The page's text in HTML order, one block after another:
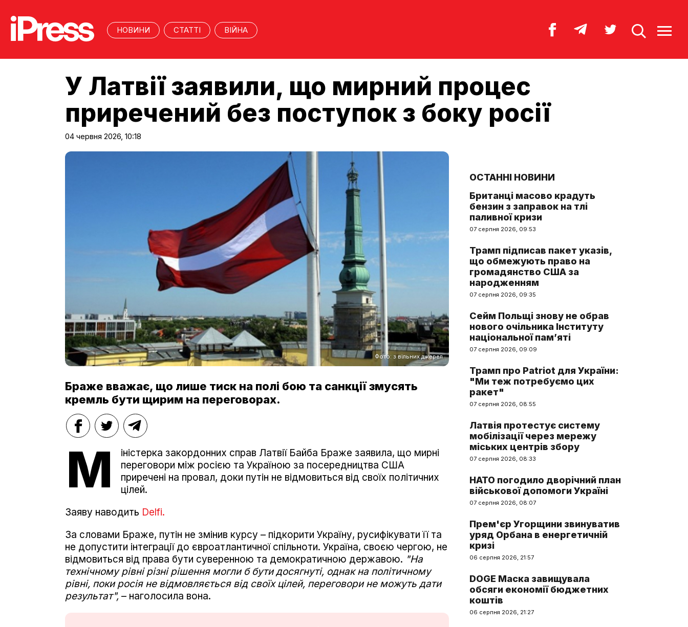
НОВИНИ СТАТТІ ВІЙНА
У Латвії заявили, що мирний процес
приречений без поступок з боку росії
04 червня 2026, 10:18
Фото: з вільних джерел
Браже вважає, що лише тиск на полі бою та санкції змусять
кремль бути щирим на переговорах.
М
іністерка закордонних справ Латвії Байба Браже заявила, що мирні
переговори між росією та Україною за посередництва США
приречені на провал, доки путін не відмовиться від своїх політичних
цілей.
Заяву наводить Delfi.
За словами Браже, путін не змінив курсу – підкорити Україну, русифікувати її та
не допустити інтеграції до євроатлантичної спільноти. Україна, своєю чергою, не
відмовиться від права бути суверенною та демократичною державою. "На
технічному рівні різні рішення могли б бути досягнуті, однак на політичному
рівні, поки росія не відмовляється від своїх цілей, переговори не можуть дати
результат", – наголосила вона.
ОСТАННІ НОВИНИ
Британці масово крадуть
бензин з заправок на тлі
паливної кризи
07 серпня 2026, 09:53
Трамп підписав пакет указів,
що обмежують право на
громадянство США за
народженням
07 серпня 2026, 09:35
Сейм Польщі знову не обрав
нового очільника Інституту
національної пам’яті
07 серпня 2026, 09:09
Трамп про Patriot для України:
"Ми теж потребуємо цих
ракет"
07 серпня 2026, 08:55
Латвія протестує систему
мобілізації через мережу
міських центрів збору
07 серпня 2026, 08:33
НАТО погодило дворічний план
військової допомоги Україні
07 серпня 2026, 08:07
Прем'єр Угорщини звинуватив
уряд Орбана в енергетичній
кризі
06 серпня 2026, 21:57
DOGE Маска завищувала
обсяги економії бюджетних
коштів
06 серпня 2026, 21:27